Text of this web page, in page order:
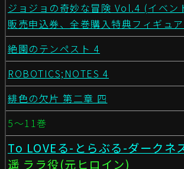
ジョジョの奇妙な冒険 Vol.4 (イベン
販売申込券、全巻購入特典フィギュ
絶園のテンペスト 4
ROBOTICS;NOTES 4
緋色の欠片 第二章 四
5〜11巻
To LOVEる-とらぶる-ダークネ
遥 ララ役(元ヒロイン)